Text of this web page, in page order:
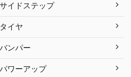
イドステップ
イヤ
ンパー
ワーアップ